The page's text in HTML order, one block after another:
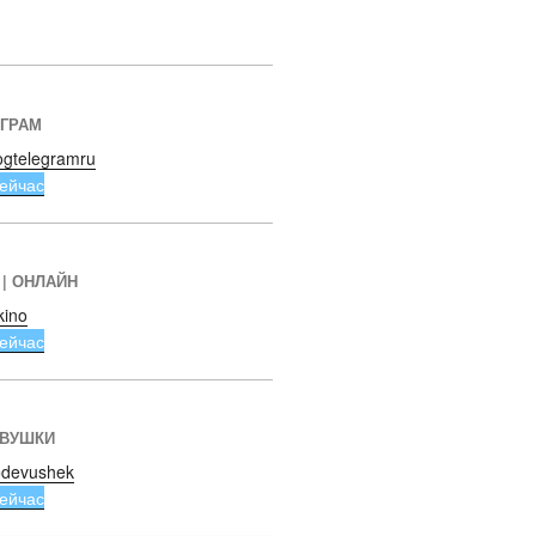
ОНЛАЙН